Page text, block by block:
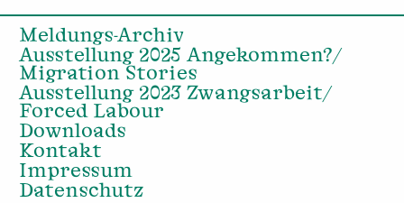
Meldungs-Archiv
Ausstellung 2025 Angekommen?/
Migration Stories
Ausstellung 2023 Zwangsarbeit/
Forced Labour
Downloads
Kontakt
Impressum
Datenschutz